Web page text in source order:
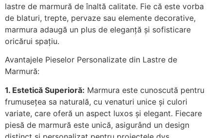
lastre de marmură de înaltă calitate. Fie că este vorba
de blaturi, trepte, pervaze sau elemente decorative,
marmura adaugă un plus de eleganță și sofisticare
oricărui spațiu.
Avantajele Pieselor Personalizate din Lastre de
Marmură:
1. Estetică Superioră: Marmura este cunoscută pentru
frumusețea sa naturală, cu venaturi unice și culori
variate, care oferă un aspect luxos și elegant. Fiecare
piesă de marmură este unică, asigurând un design